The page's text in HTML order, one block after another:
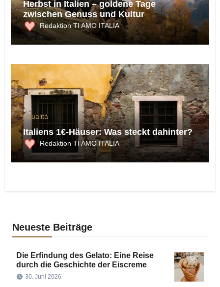
Herbst in Italien – goldene Tage
zwischen Genuss und Kultur
Redaktion TI AMO ITALIA
Attualità
Italiens 1€-Häuser: Was steckt dahinter?
Redaktion TI AMO ITALIA
Neueste Beiträge
Die Erfindung des Gelato: Eine Reise
durch die Geschichte der Eiscreme
30. Juni 2026